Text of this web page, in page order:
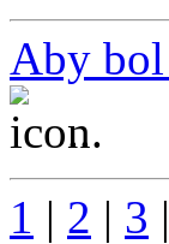
Aby bol
...
1 | 2 | 3 |